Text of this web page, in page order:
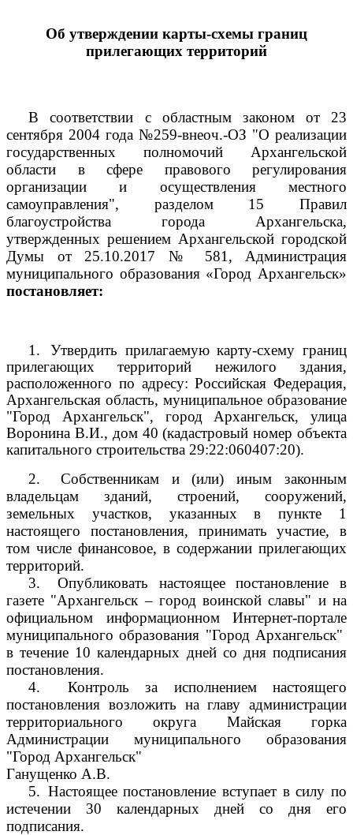
Об утверждении карты-схемы границ
прилегающих территорий
В соответствии с областным законом от 23
сентября 2004 года №259-внеоч.-ОЗ "О реализации
государственных полномочий Архангельской
области в сфере правового регулирования
организации и осуществления местного
самоуправления", разделом 15 Правил
благоустройства города Архангельска,
утвержденных решением Архангельской городской
Думы от 25.10.2017 № 581, Администрация
муниципального образования «Город Архангельск»
постановляет:
1.
Утвердить прилагаемую карту-схему границ
прилегающих территорий нежилого здания,
расположенного по адресу: Российская Федерация,
Архангельская область, муниципальное образование
"Город Архангельск", город Архангельск, улица
Воронина В.И., дом 40 (кадастровый номер объекта
капитального строительства 29:22:060407:20).
2.
Собственникам и (или) иным законным
владельцам зданий, строений, сооружений,
земельных участков, указанных в пункте 1
настоящего постановления, принимать участие, в
том числе финансовое, в содержании прилегающих
территорий.
3.
Опубликовать настоящее постановление в
газете "Архангельск – город воинской славы" и на
официальном информационном Интернет-портале
муниципального образования "Город Архангельск"
в течение 10 календарных дней со дня подписания
постановления.
4.
Контроль за исполнением настоящего
постановления возложить на главу администрации
территориального округа Майская горка
Администрации муниципального образования
"Город Архангельск"
Ганущенко А.В.
5. Настоящее постановление вступает в силу по
истечении 30 календарных дней со дня его
подписания.